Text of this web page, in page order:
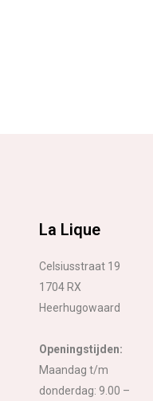
La Lique
Celsiusstraat 19
1704 RX
Heerhugowaard
Openingstijden:
Maandag t/m
donderdag: 9.00 –